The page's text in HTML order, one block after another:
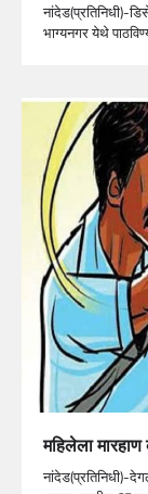
नांदेड(प्रतिनिधी)-
भाग्यनगर येथे
महिलेला मारहाण
नांदेड(प्रतिनिधी)-